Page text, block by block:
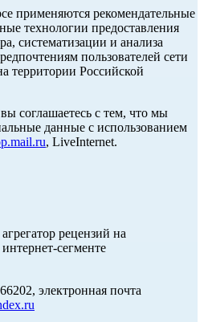
применяются рекомендательные
технологии предоставления
систематизации и анализа
пользователей сети
территории Российской
соглашаетесь с тем, что мы
данные с использованием
, LiveInternet.
рецензий на
сегменте
электронная почта